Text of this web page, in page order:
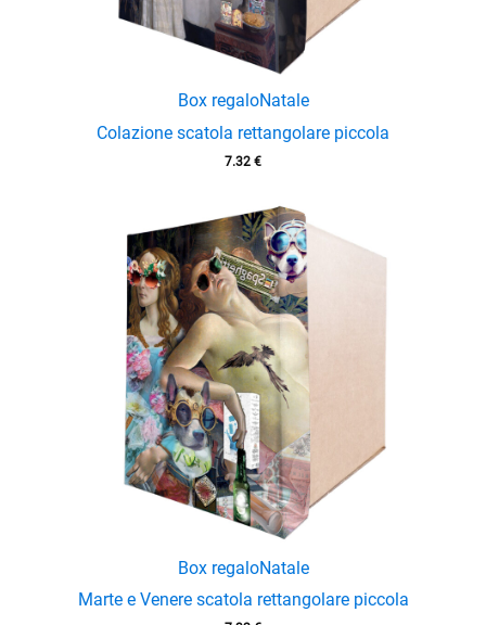
Box regaloNatale
Colazione scatola rettangolare piccola
7.32 €
Box regaloNatale
Marte e Venere scatola rettangolare piccola